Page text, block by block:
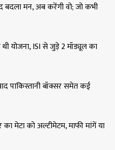
मन, अब करेंगी वो; जो कभी
योजना, ISI से जुड़े 2 मॉड्यूल का
पाकिस्तानी बॉक्सर समेत कई
का मेटा को अल्टीमेटम, माफी मांगें या